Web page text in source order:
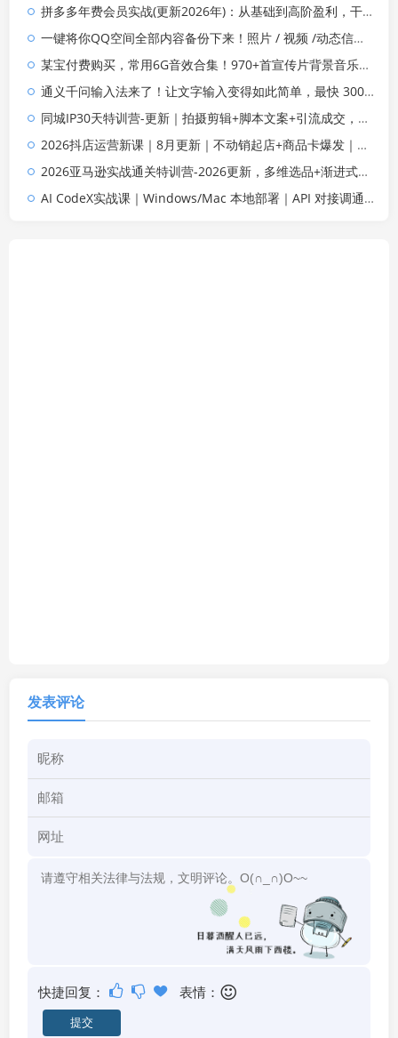
拼多多年费会员实战(更新2026年)：从基础到高阶盈利，干货拉满，帮你建立稳定盈利运营知识体系
一键将你QQ空间全部内容备份下来！照片 / 视频 /动态信息全存本地，Github最新开源项目 QzoneArchive
某宝付费购买，常用6G音效合集！970+首宣传片背景音乐，无版权可商用大气素材，分类清晰，高质量内容
通义千问输入法来了！让文字输入变得如此简单，最快 300 字/分，AI 自动润色，说话秒变工整文字
同城IP30天特训营-更新｜拍摄剪辑+脚本文案+引流成交，打爆本地流量提升门店业绩实操教学
2026抖店运营新课｜8月更新｜不动销起店+商品卡爆发｜达人玩法+店群批量复制｜轻松玩转抖音小店全域流量
2026亚马逊实战通关特训营-2026更新，多维选品+渐进式打法+AI应用，从0到1打造盈利店铺
AI CodeX实战课｜Windows/Mac 本地部署｜API 对接调通｜Skill 自制｜漫剧剪辑｜网站 VR 项目｜AI项目落地全教程
发表评论
快捷回复： 表情：